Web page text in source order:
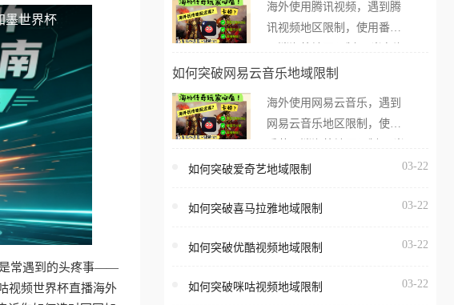
墨世界杯
是常遇到的头疼事——
视频世界杯直播海外
海外使用腾讯视频，遇到腾
讯视频地区限制，使用番茄
外打开腾讯视频，却突然弹
地区无法播放”的提示语。
海外用户如香港、澳门、台
亚、欧洲等国家和地区时，
台一样，出现地区及版权限
地区播放。 遇到这个问题的
如何突破网易云音乐地域限制
海外使用网易云音乐，遇到
网易云音乐地区限制，使用
在海外打开网易云音乐，却
所在的地区无法播放”的提示
门、台湾、美国、加拿大、
区时，网易云音乐也会像其
如何突破爱奇艺地域限制 03-22
如何突破喜马拉雅地域限制 03-22
如何突破优酷视频地域限制 03-22
如何突破咪咕视频地域限制 03-22